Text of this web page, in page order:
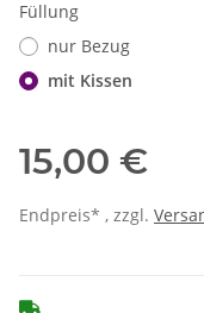
Füllung
nur Bezug
mit Kissen
15,00 €
Endpreis* , zzgl.